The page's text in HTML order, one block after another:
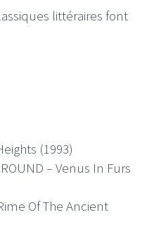
littéraires font
(1993)
– Venus In Furs
Of The Ancient